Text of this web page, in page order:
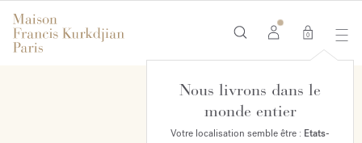
0
Nous livrons dans le
monde entier
Votre localisation semble être : Etats-
EXCLUSIVITÉ EN LIGNE